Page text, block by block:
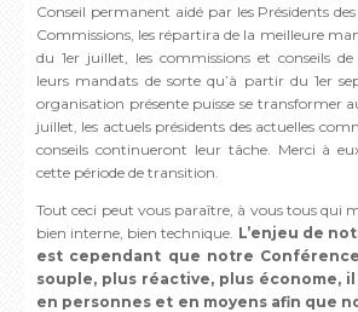
Conseil permanent aidé par les Présidents des
Commissions, les répartira de la meilleure
du 1er juillet, les commissions et conseils
leurs mandats de sorte qu’à partir du 1er
organisation présente puisse se transformer
juillet, les actuels présidents des actuelles
conseils continueront leur tâche. Merci à
cette période de transition.
Tout ceci peut vous paraître, à vous tous qui
bien interne, bien technique. L’enjeu de
est cependant que notre
souple, plus réactive, plus économe,
en personnes et en moyens afin que